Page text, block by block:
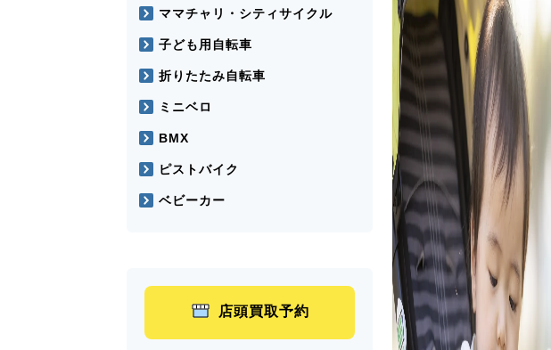
ママチャリ・シティサイクル
子ども用自転車
折りたたみ自転車
ミニベロ
BMX
ピストバイク
ベビーカー
店頭買取予約